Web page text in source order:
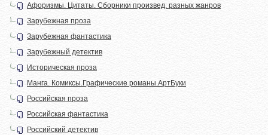
Афоризмы. Цитаты. Сборники произвед. разных жанров
Зарубежная проза
Зарубежная фантастика
Зарубежный детектив
Историческая проза
Манга. Комиксы.Графические романы.АртБуки
Российская проза
Российская фантастика
Российский детектив